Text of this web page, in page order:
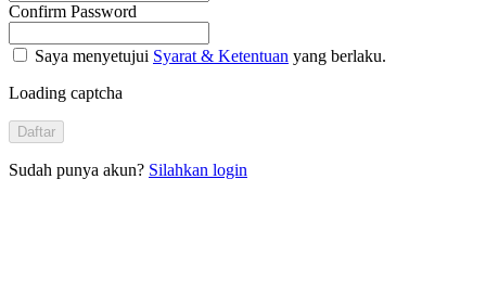
Confirm Password
Saya menyetujui Syarat & Ketentuan yang berlaku.
Loading captcha
Daftar
Sudah punya akun? Silahkan login